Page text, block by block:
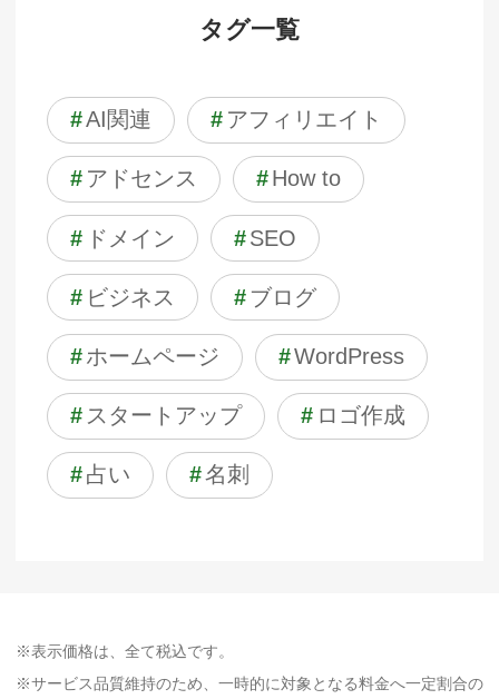
タグ一覧
#AI関連 # アフィリエイト
# アドセンス #How to
# ドメイン #SEO
# ビジネス # ブログ
#ホームページ #WordPress
# スタートアップ # ロゴ作成
#占い #名刺
※表示価格は、全て税込です。
※サービス品質維持のため、一時的に対象となる料金へ一定割合の